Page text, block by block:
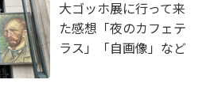
大ゴッホ展に行って来
た感想「夜のカフェテ
ラス」「自画像」など